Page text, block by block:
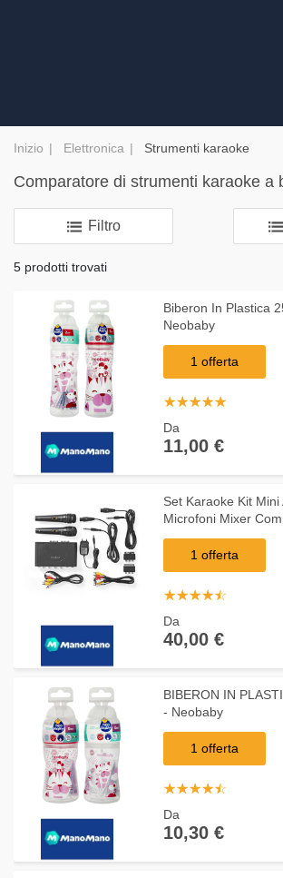
Inizio Elettronica Strumenti karaoke
Comparatore di strumenti karaoke a
Filtro
5 prodotti trovati
Biberon In Plastica
Neobaby
1 offerta
☆☆☆☆☆
★★★★★
Da
11,00 €
Set Karaoke Kit
Microfoni Mixer
1 offerta
☆☆☆☆☆
★★★★★
Da
40,00 €
BIBERON IN
- Neobaby
1 offerta
☆☆☆☆☆
★★★★★
Da
10,30 €